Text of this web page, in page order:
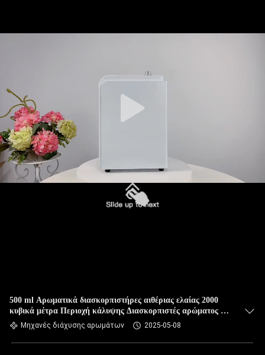
500 ml Αρωματικά διασκορπιστήρες αιθέριας ελαίας 2000
κυβικά μέτρα Περιοχή κάλυψης Διασκορπιστές αρώματος με
χρονόμετρο
Μηχανές διάχυσης αρωμάτων 2025-05-08